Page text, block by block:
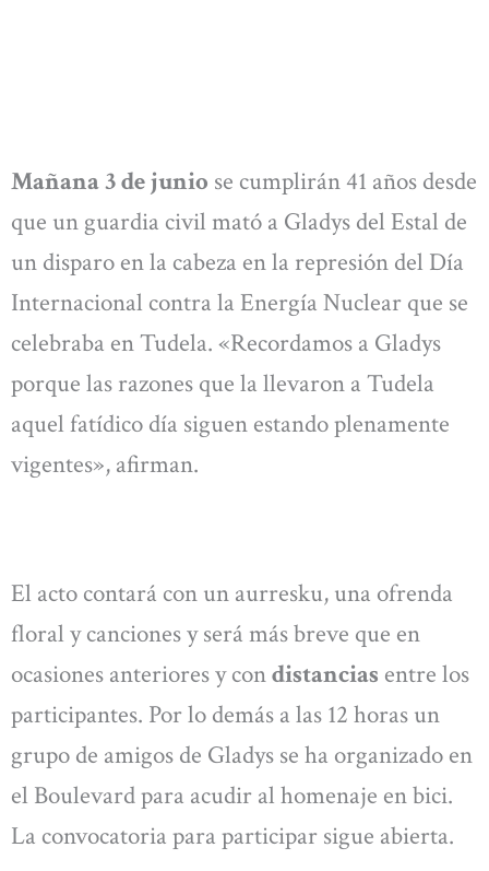
Mañana 3 de junio se cumplirán 41 años desde
que un guardia civil mató a Gladys del Estal de
un disparo en la cabeza en la represión del Día
Internacional contra la Energía Nuclear que se
celebraba en Tudela. «Recordamos a Gladys
porque las razones que la llevaron a Tudela
aquel fatídico día siguen estando plenamente
vigentes», afirman.
El acto contará con un aurresku, una ofrenda
floral y canciones y será más breve que en
ocasiones anteriores y condistancias entre los
participantes. Por lo demás a las 12 horas un
grupo de amigos de Gladys se ha organizado en
el Boulevard para acudir al homenaje en bici.
La convocatoria para participar sigue abierta.